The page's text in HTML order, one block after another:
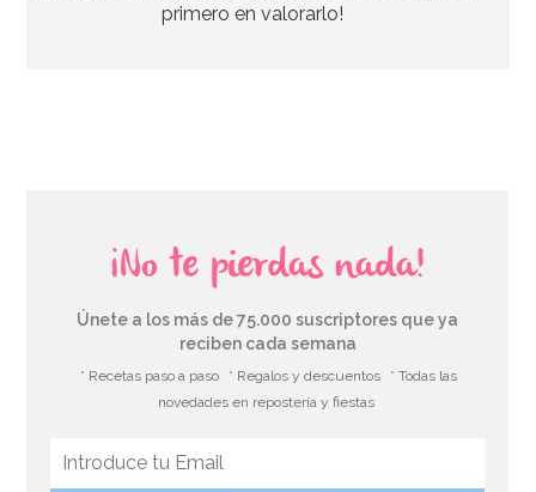
primero en valorarlo!
¡No te pierdas nada!
Únete a los más de 75.000 suscriptores que ya
reciben cada semana
* Recetas paso a paso * Regalos y descuentos
* Todas las
novedades en repostería y fiestas